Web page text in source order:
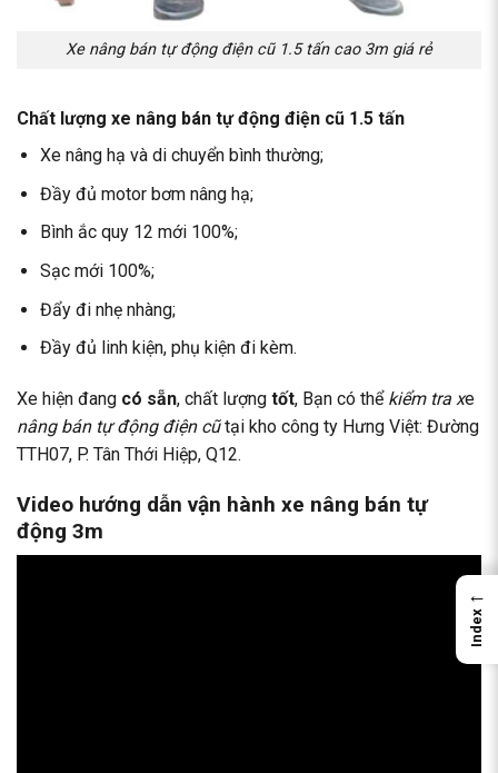
Xe nâng bán tự động điện cũ 1.5 tấn cao 3m giá rẻ
Chất lượng xe nâng bán tự động điện cũ 1.5 tấn
Xe nâng hạ và di chuyển bình thường;
Đầy đủ motor bơm nâng hạ;
Bình ắc quy 12 mới 100%;
Sạc mới 100%;
Đẩy đi nhẹ nhàng;
Đầy đủ linh kiện, phụ kiện đi kèm.
Xe hiện đang có sẵn, chất lượng tốt, Bạn có thể kiểm tra xe
nâng bán tự động điện cũtại kho công ty Hưng Việt: Đường
TTH07, P. Tân Thới Hiệp, Q12.
Video hướng dẫn vận hành xe nâng bán tự
động 3m
←
Index